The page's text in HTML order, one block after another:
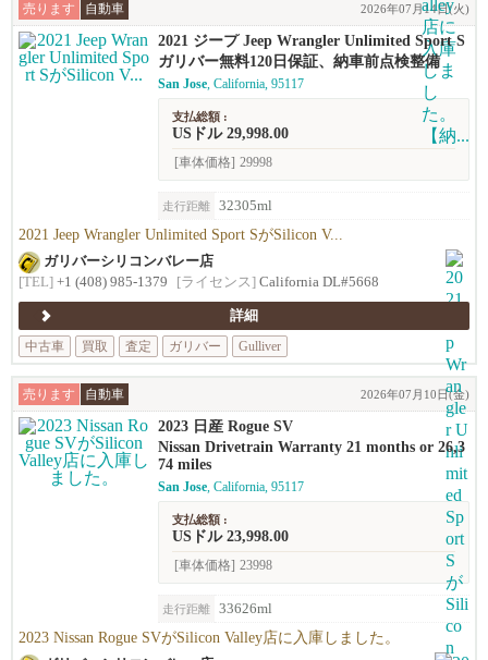
売ります 自動車 2026年07月14日(火)
2021 ジープ Jeep Wrangler Unlimited Sport S
ガリバー無料120日保証、納車前点検整備
San Jose, California, 95117
支払総額 :
USドル 29,998.00
[車体価格] 29998
走行距離 32305ml
2021 Jeep Wrangler Unlimited Sport SがSilicon V...
ガリバーシリコンバレー店
[TEL] +1 (408) 985-1379 [ライセンス] California DL#5668
詳細
中古車
買取 査定 ガリバー Gulliver
売ります 自動車 2026年07月10日(金)
2023 日産 Rogue SV
Nissan Drivetrain Warranty 21 months or 26,3
74 miles
San Jose, California, 95117
支払総額 :
USドル 23,998.00
[車体価格] 23998
走行距離 33626ml
2023 Nissan Rogue SVがSilicon Valley店に入庫しました。